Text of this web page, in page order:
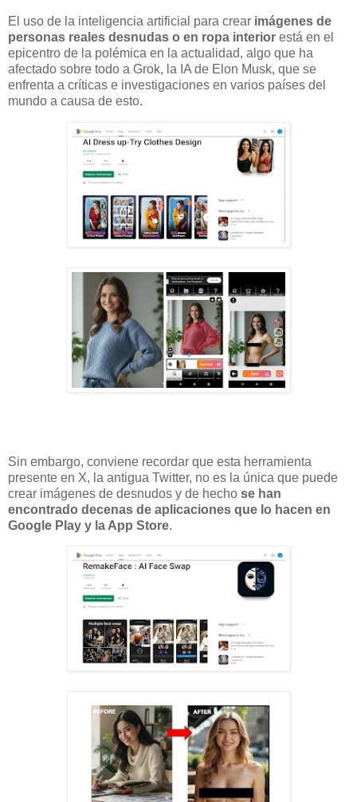
El uso de la inteligencia artificial para crear imágenes de
personas reales desnudas o en ropa interior está en el
epicentro de la polémica en la actualidad, algo que ha
afectado sobre todo a Grok, la IA de Elon Musk, que se
enfrenta a críticas e investigaciones en varios países del
mundo a causa de esto.
Sin embargo, conviene recordar que esta herramienta
presente en X, la antigua Twitter, no es la única que puede
crear imágenes de desnudos y de hecho se han
encontrado decenas de aplicaciones que lo hacen en
Google Play y la App Store.